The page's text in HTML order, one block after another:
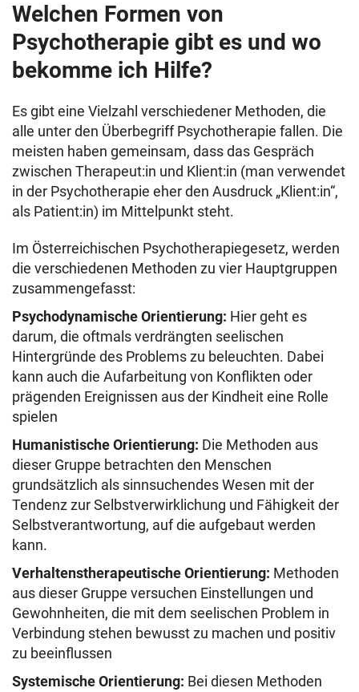
Welchen Formen von
Psychotherapie gibt es und wo
bekomme ich Hilfe?
Es gibt eine Vielzahl verschiedener Methoden, die
alle unter den Überbegriff Psychotherapie fallen. Die
meisten haben gemeinsam, dass das Gespräch
zwischen Therapeut:in und Klient:in (man verwendet
in der Psychotherapie eher den Ausdruck „Klient:in“,
als Patient:in) im Mittelpunkt steht.
Im Österreichischen Psychotherapiegesetz, werden
die verschiedenen Methoden zu vier Hauptgruppen
zusammengefasst:
Psychodynamische Orientierung: Hier geht es
darum, die oftmals verdrängten seelischen
Hintergründe des Problems zu beleuchten. Dabei
kann auch die Aufarbeitung von Konflikten oder
prägenden Ereignissen aus der Kindheit eine Rolle
spielen
Humanistische Orientierung: Die Methoden aus
dieser Gruppe betrachten den Menschen
grundsätzlich als sinnsuchendes Wesen mit der
Tendenz zur Selbstverwirklichung und Fähigkeit der
Selbstverantwortung, auf die aufgebaut werden
kann.
Verhaltenstherapeutische Orientierung: Methoden
aus dieser Gruppe versuchen Einstellungen und
Gewohnheiten, die mit dem seelischen Problem in
Verbindung stehen bewusst zu machen und positiv
zu beeinflussen
Systemische Orientierung: Bei diesen Methoden